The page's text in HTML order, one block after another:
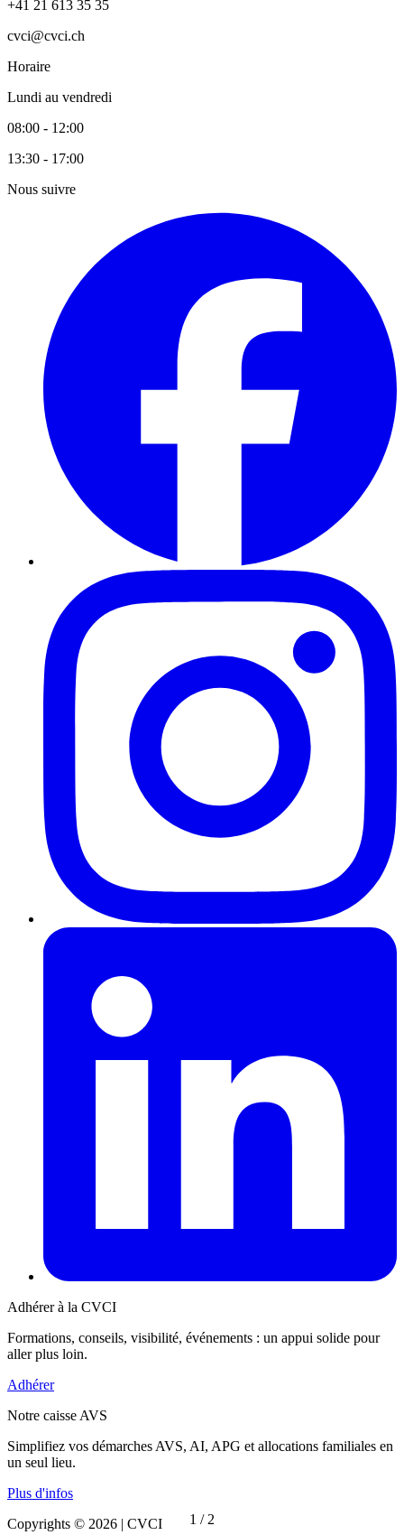
1 / 2
+41 21 613 35 35
cvci@cvci.ch
Horaire
Lundi au vendredi
08:00 - 12:00
13:30 - 17:00
Nous suivre
Adhérer à la CVCI
Formations, conseils, visibilité, événements : un appui solide pour
aller plus loin.
Adhérer
Notre caisse AVS
Simplifiez vos démarches AVS, AI, APG et allocations familiales en
un seul lieu.
Plus d'infos
Copyrights © 2026 | CVCI